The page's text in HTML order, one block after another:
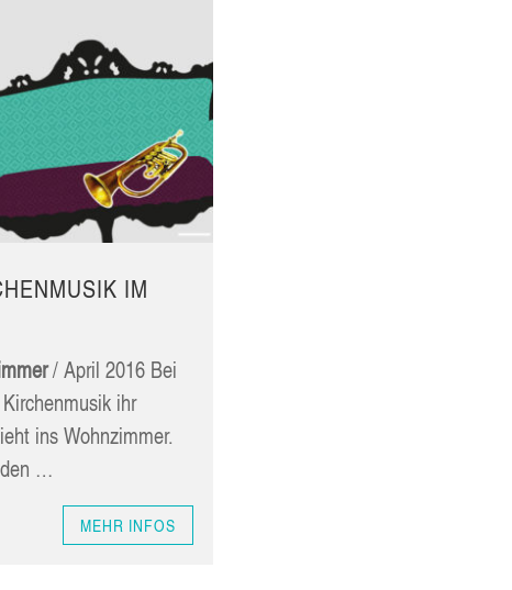
IM
/ April 2016 Bei
ihr
ins Wohn­zim­mer.
…
MEHR INFOS